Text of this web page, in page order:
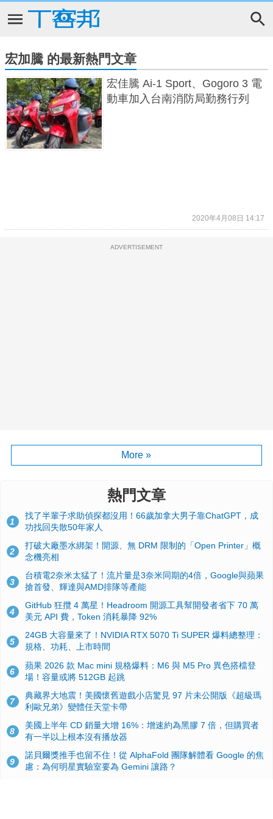
宏加騰 的最新熱門文章
宏佳騰 Ai-1 Sport、Gogoro 3 電
動車加入台南消防局勤務行列
2020年4月08日 14:17
ADVERTISEMENT
More »
熱門文章
1
找了半輩子求助偵探都沒用！66歲加拿大男子靠ChatGPT，成
功找回失散50年家人
2
打破大廠墨水綁架！開源、無 DRM 限制的「Open Printer」概
念機亮相
3
台積電2奈米太猛了！流片量是3奈米同期的4倍，Google與蘋果
搶首發、輝達與AMD排隊等產能
4
GitHub 狂攬 4 萬星！Headroom 開源工具幫開發者省下 70 萬
美元 API 費，Token 消耗暴降 92%
5
24GB 大容量來了！NVIDIA RTX 5070 Ti SUPER 爆料總整理：
規格、功耗、上市時間
6
蘋果 2026 款 Mac mini 規格爆料：M6 與 M5 Pro 異色搭檔登
場！容量或將 512GB 起跳
7
典藏界大地震！美國懷舊遊戲小店驚見 97 片未公開版《超級瑪
利歐兄弟》變體任天堂卡帶
8
美國上半年 CD 銷量大增 16%：增速約為黑膠 7 倍，但購買者
有一半以上根本沒有播放器
9
諾貝爾獎推手也留不住！從 AlphaFold 團隊解體看 Google 的焦
慮：為何明星實驗室要為 Gemini 讓路？